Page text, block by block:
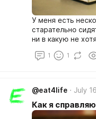
У меня есть
старательно
ни в какую не
нагрузку.
и работы по
1 1
@eat4life July
Как я